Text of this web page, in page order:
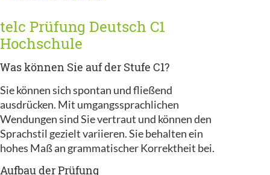
telc Prüfung Deutsch C1
Hochschule
Was können Sie auf der Stufe C1?
Sie können sich spontan und fließend
ausdrücken. Mit umgangssprachlichen
Wendungen sind Sie vertraut und können den
Sprachstil gezielt variieren. Sie behalten ein
hohes Maß an grammatischer Korrektheit bei.
Aufbau der Prüfung